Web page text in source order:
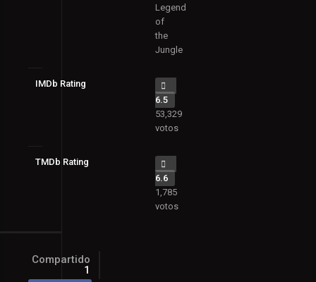
Legend
of
the
Jungle
IMDb Rating
6.5
53,329
votos
TMDb Rating
6.6
1,785
votos
Compartido
1